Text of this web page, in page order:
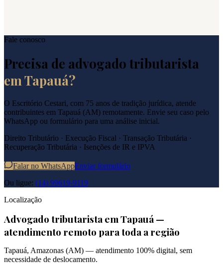
Fale conosco
Precisa de advogado tributarista
em Tapauá?
O Escritório Cestari, com 75 anos de tradição jurídica, atende
contribuintes em Tapauá (AM) remotamente. Envie seu caso pelo
WhatsApp ou formulário para uma análise inicial.
Direito Tributário · Execução Fiscal · Transação Tributária ·
Recuperação Tributária · Isenções de IR e IPVA
Falar no WhatsAppEnviar formulário
Ou ligue: (14) 99619-9119
Localização
Advogado tributarista emTapauá —
atendimento remoto para toda a região
Tapauá, Amazonas (AM) — atendimento 100% digital, sem
necessidade de deslocamento.